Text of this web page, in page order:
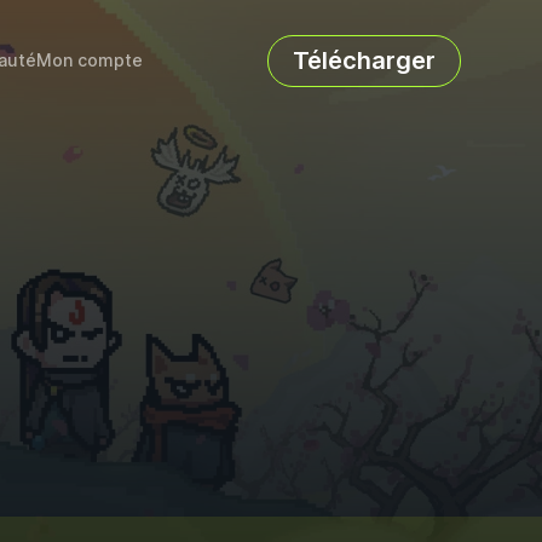
Mon compte Télécharger